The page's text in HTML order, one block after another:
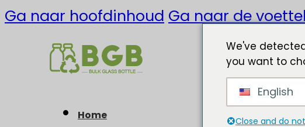
Ga naar hoofdinhoud Ga naar de
Home
We've
you want to
English
Close and do